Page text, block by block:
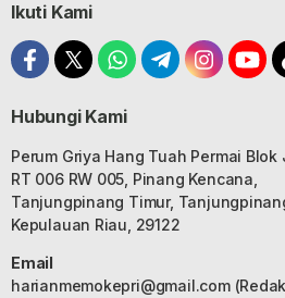
Ikuti Kami
Hubungi Kami
Perum Griya Hang Tuah Permai Blok
RT 006 RW 005, Pinang Kencana,
Tanjungpinang Timur,
Kepulauan Riau, 29122
Email
harianmemokepri@gmail.com